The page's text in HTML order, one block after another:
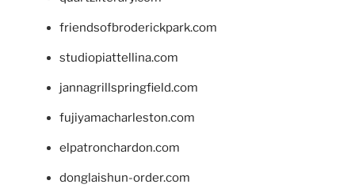
friendsofbroderickpark.com
studiopiattellina.com
jannagrillspringfield.com
fujiyamacharleston.com
elpatronchardon.com
donglaishun-order.com